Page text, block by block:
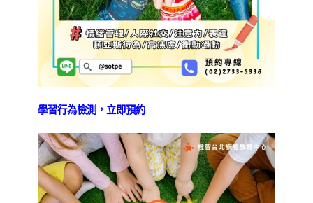
學習行為檢測，立即預約